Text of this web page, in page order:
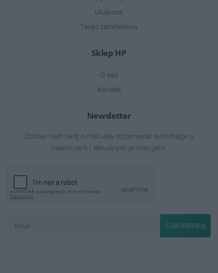
Ulubione
Twoje zamówienia
Sklep HP
O nas
Kontakt
Newsletter
Zostaw nam swój e-mail, aby otrzymywać informacje o
nowościach i aktualnych promocjach.
SUBSKRYBUJ